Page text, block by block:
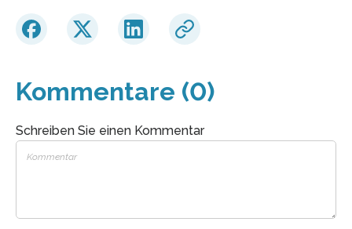
Kommentare (0)
Schreiben Sie einen Kommentar